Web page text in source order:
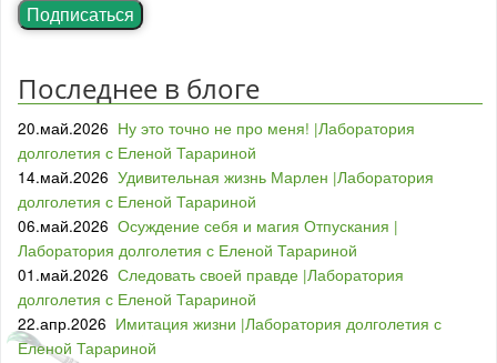
Подписаться
Последнее в блоге
20.май.2026 Ну это точно не про меня! |Лаборатория
долголетия с Еленой Тарариной
14.май.2026 Удивительная жизнь Марлен |Лаборатория
долголетия с Еленой Тарариной
06.май.2026 Осуждение себя и магия Отпускания |
Лаборатория долголетия с Еленой Тарариной
01.май.2026 Следовать своей правде |Лаборатория
долголетия с Еленой Тарариной
22.апр.2026 Имитация жизни |Лаборатория долголетия с
Еленой Тарариной